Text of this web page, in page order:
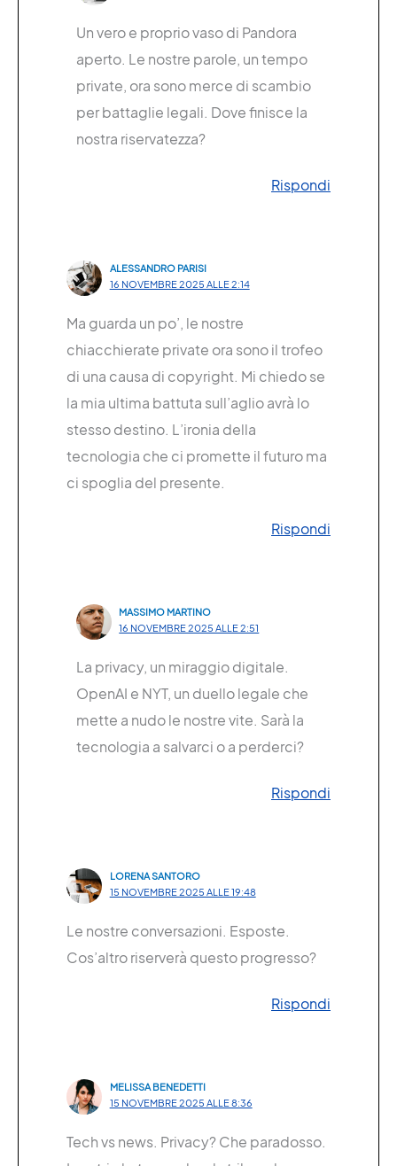
Un vero e proprio vaso di Pandora
aperto. Le nostre parole, un tempo
private, ora sono merce di scambio
per battaglie legali. Dove finisce la
nostra riservatezza?
Rispondi
ALESSANDRO PARISI
16 NOVEMBRE 2025 ALLE 2:14
Ma guarda un po’, le nostre
chiacchierate private ora sono il trofeo
di una causa di copyright. Mi chiedo se
la mia ultima battuta sull’aglio avrà lo
stesso destino. L’ironia della
tecnologia che ci promette il futuro ma
ci spoglia del presente.
Rispondi
MASSIMO MARTINO
16 NOVEMBRE 2025 ALLE 2:51
La privacy, un miraggio digitale.
OpenAI e NYT, un duello legale che
mette a nudo le nostre vite. Sarà la
tecnologia a salvarci o a perderci?
Rispondi
LORENA SANTORO
15 NOVEMBRE 2025 ALLE 19:48
Le nostre conversazioni. Esposte.
Cos’altro riserverà questo progresso?
Rispondi
MELISSA BENEDETTI
15 NOVEMBRE 2025 ALLE 8:36
Tech vs news. Privacy? Che paradosso.